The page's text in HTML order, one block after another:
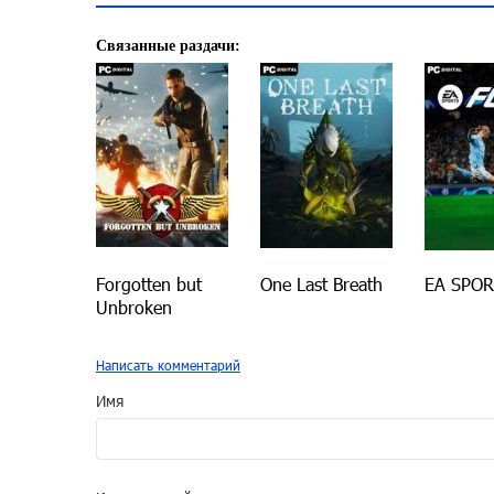
Связанные раздачи:
Forgotten but
Unbroken
One Last Breath EA
Написать комментарий
Имя